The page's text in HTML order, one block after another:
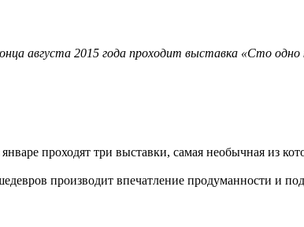
августа 2015 года проходит выставка «Сто
проходят три выставки, самая необычная из
производит впечатление продуманности и